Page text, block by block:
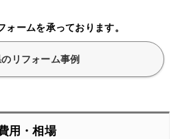
ォームを承っております。
リフォーム事例
用・相場